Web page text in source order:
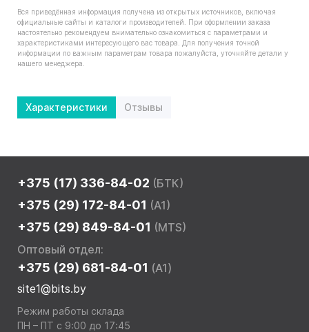
Вся приведённая информация получена из открытых источников, включая
официальные сайты и каталоги производителей. При оформлении заказа
настоятельно рекомендуем внимательно ознакомиться с параметрами и
характеристиками интересующего вас товара. Для получения точной
информации по важным параметрам товара пожалуйста, уточняйте детали у
нашего менеджера.
Характеристики Отзывы
+375 (17) 336-84-02 (БТК)
+375 (29) 172-84-01 (A1)
+375 (29) 849-84-01 (MTS)
Оптовый отдел:
+375 (29) 681-84-01 (A1)
site1@bits.by
Режим работы склада
ПН – ПТ с 9:00 до 17:45